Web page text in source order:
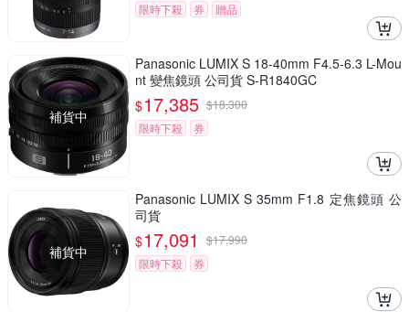
限時下殺
券 贈品
補貨中
Panasonic LUMIX S 18-40mm F4.5-6.3 L-Mou
nt 變焦鏡頭 公司貨 S-R1840GC
$17,385 $18,300
限時下殺
券
補貨中
Panasonic LUMIX S 35mm F1.8 定焦鏡頭 公
司貨
$17,091 $17,990
限時下殺
券